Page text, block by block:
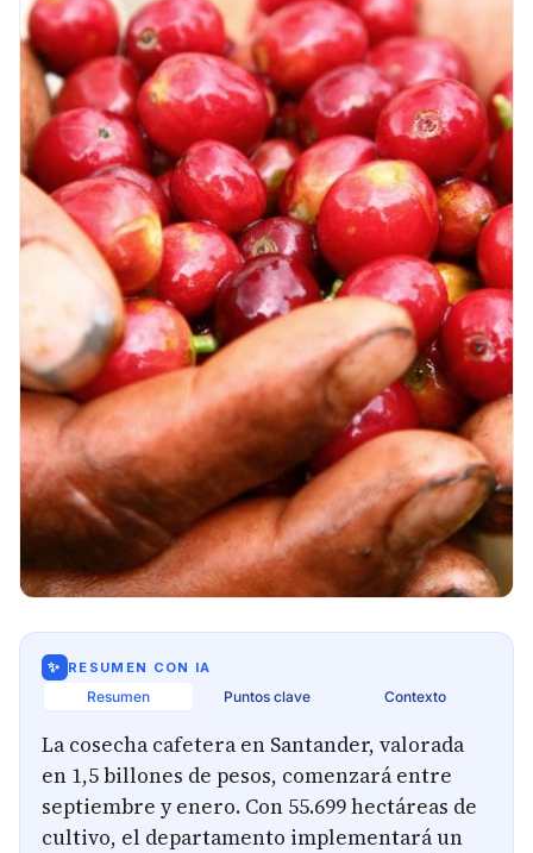
✨ RESUMEN CON IA
Resumen Puntos clave Contexto
La cosecha cafetera en Santander, valorada
en 1,5 billones de pesos, comenzará entre
septiembre y enero. Con 55.699 hectáreas de
cultivo, el departamento implementará un